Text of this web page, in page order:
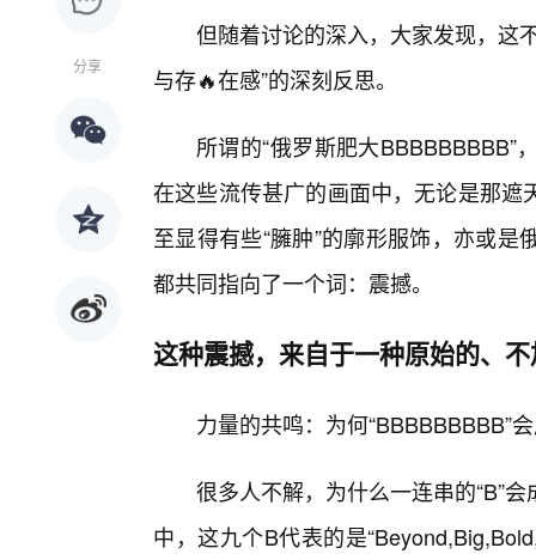
分享
但随着讨论的深入，大家发现，这
与存🔥在感”的深刻反思。
所谓的“俄罗斯肥大
在这些流传甚广的画面中，无论是那
至显得有些“臃肿”的廓形服饰，亦或
都共同指向了一个词：震撼。
这种震撼，来自于一种原始的、
力量的共鸣：为何“BBBBBBBBB”
很多人不解，为什么一连串的“B”
中，这九个B代表的是